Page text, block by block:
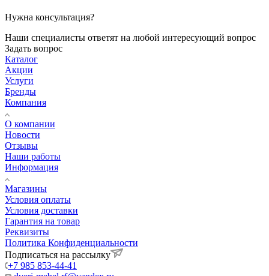
Нужна консультация?
Наши специалисты ответят на любой интересующий вопрос
Задать вопрос
Каталог
Акции
Услуги
Бренды
Компания
О компании
Новости
Отзывы
Наши работы
Информация
Магазины
Условия оплаты
Условия доставки
Гарантия на товар
Реквизиты
Политика Конфиденциальности
Подписаться на рассылку
+7 985 853-44-41